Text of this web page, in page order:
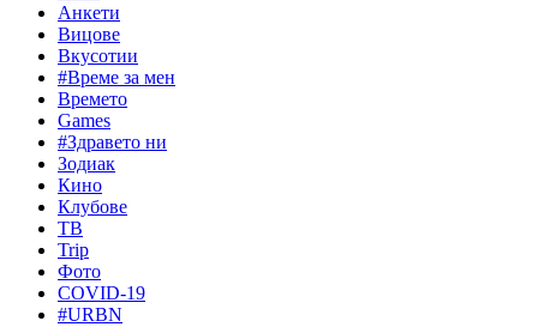
Анкети
Вицове
Вкусотии
#Време за мен
Времето
Games
#Здравето ни
Зодиак
Кино
Клубове
ТВ
Trip
Фото
COVID-19
#URBN